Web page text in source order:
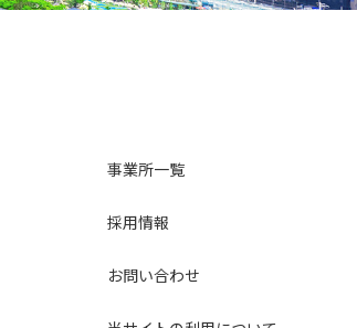
事業所一覧
採用情報
お問い合わせ